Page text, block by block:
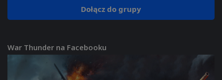
Dołącz do grupy
War Thunder na Facebooku